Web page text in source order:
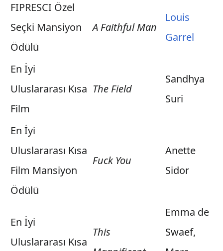
FIPRESCI Özel
Seçki Mansiyon
Ödülü
A Faithful Man
Louis
Garrel
En İyi
Uluslararası Kısa
Film
The Field
Sandhya
Suri
En İyi
Uluslararası Kısa
Film Mansiyon
Ödülü
Fuck You
Anette
Sidor
En İyi
Uluslararası Kısa
This
Emma de
Swaef,